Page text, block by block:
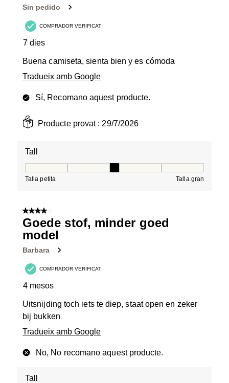
Sin pedido
COMPRADOR VERIFICAT
7 dies
Buena camiseta, sienta bien y es cómoda
Tradueix amb Google
Sí, Recomano aquest producte.
Producte provat :29/7/2026
Tall
Talla petita Talla gran
4 de 5 estrelles.
Goede stof, minder goed
model
Barbara
COMPRADOR VERIFICAT
4 mesos
Uitsnijding toch iets te diep, staat open en zeker
bij bukken
Tradueix amb Google
No, No recomano aquest producte.
Tall